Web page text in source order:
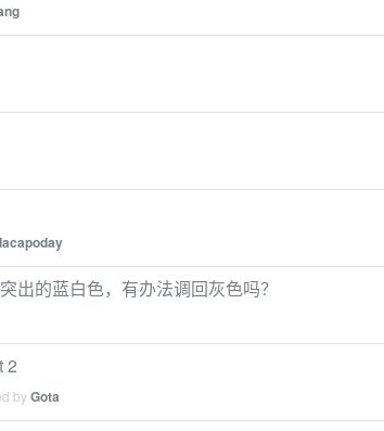
出的蓝白色，有办法调回灰色吗？
2
byGota